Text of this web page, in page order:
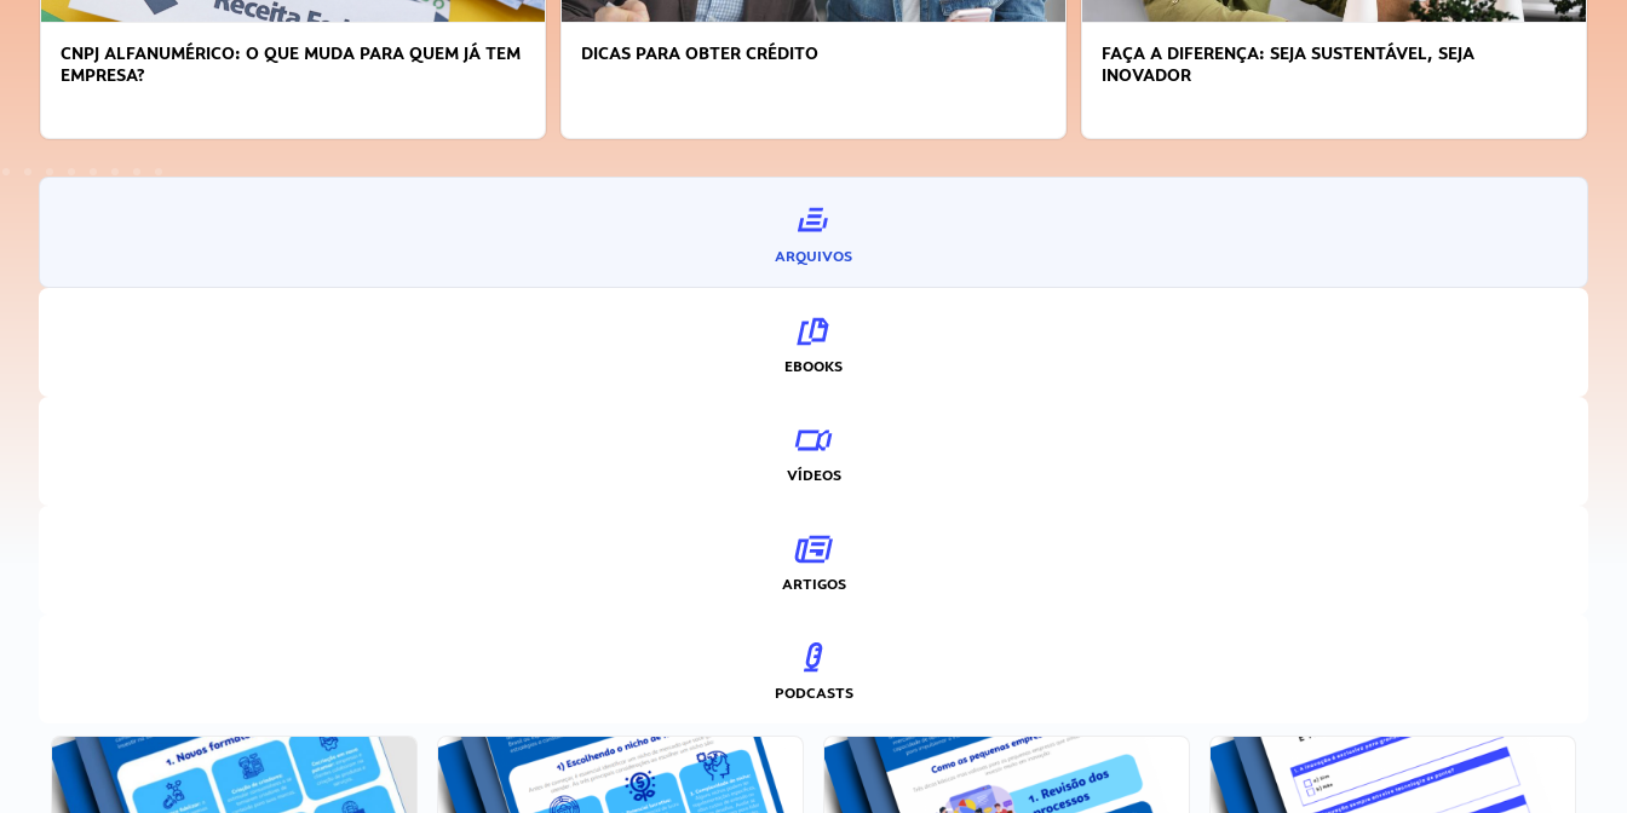
CNPJ ALFANUMÉRICO: O QUE MUDA PARA QUEM JÁ TEM
EMPRESA?
DICAS PARA OBTER CRÉDITO
FAÇA A DIFERENÇA: SEJA SUSTENTÁVEL, SEJA
INOVADOR
ARQUIVOS
EBOOKS
VÍDEOS
ARTIGOS
PODCASTS